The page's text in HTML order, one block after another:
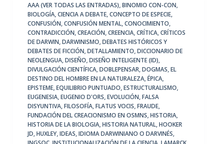
AAA (VER TODAS LAS ENTRADAS),BINOMIO CON-CON,
BIOLOGÍA,CIENCIA A DEBATE,CONCEPTO DE ESPECIE,
CONFUSIÓN,CONFUSIÓN MENTAL,CONOCIMIENTO,
CONTRADICCIÓN,CREACIÓN,CREENCIA,CRÍTICA,CRÍTICOS
DE DARWIN,DARWINISMO,DEBATES HISTÓRICOS Y
DEBATES DE FICCIÓN,DETALLAMIENTO,DICCIONARIO DE
NEOLENGUA,DISEÑO,DISEÑO INTELIGENTE (ID),
DIVULGACIÓN CIENTÍFICA,DOBLEPENSAR,DOGMAS,EL
DESTINO DEL HOMBRE EN LA NATURALEZA,ÉPICA,
EPISTEME,EQUILIBRIO PUNTUADO,ESTRUCTURALISMO,
EUGENESIA,EUGENIO D'ORS,EVOLUCIÓN,FALSA
DISYUNTIVA,FILOSOFÍA,FLATUS VOCIS,FRAUDE,
FUNDACIÓN DEL CREACIONISMO EN OSMNS,HISTORIA,
HISTORIA DE LA BIOLOGIA,HISTORIA NATURAL,HOOKER
JD,HUXLEY,IDEAS,IDIOMA DARWINIANO O DARVINÉS,